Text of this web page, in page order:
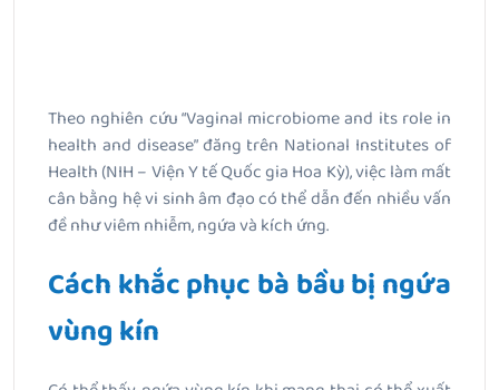
Theo nghiên cứu “Vaginal microbiome and its role in
health and disease” đăng trên National Institutes of
Health (NIH – Viện Y tế Quốc gia Hoa Kỳ), việc làm mất
cân bằng hệ vi sinh âm đạo có thể dẫn đến nhiều vấn
đề như viêm nhiễm, ngứa và kích ứng.
Cách khắc phục bà bầu bị ngứa
vùng kín